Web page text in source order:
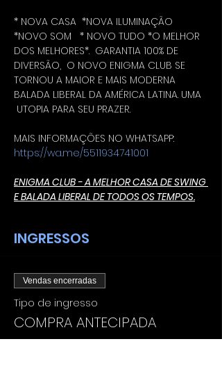
* NOVA CASA  *NOVA ILUMINAÇÃO
*NOVO SOM   * NOVO TUDO *O MELHOR
DOS MELHORES*.  GARANTIA 100% DE
DIVERSÃO,  O NOVO ENIGMA CLUB SE
TORNOU A MAIOR E MAIS MODERNA
BALADA LIBERAL DA AMÉRICA LATINA. UMA
UTOPIA PARA SEU PRAZER.
MAIS INFORMAÇÕES NO WHATSAPP:
https://wa.me/5511934741001
ENIGMA CLUB - A MELHOR CASA DE SWING
E BALADA LIBERAL DE TODOS OS TEMPOS.
INGRESSOS
Vendas encerradas
Tipo de ingresso
COMPRA ANTECIPADA